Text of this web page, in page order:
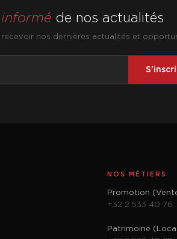
informé de nos actualités
nos dernières actualités et
NOS MÉTIERS
Promotion
+32 2 533 40 76
Patrimoine